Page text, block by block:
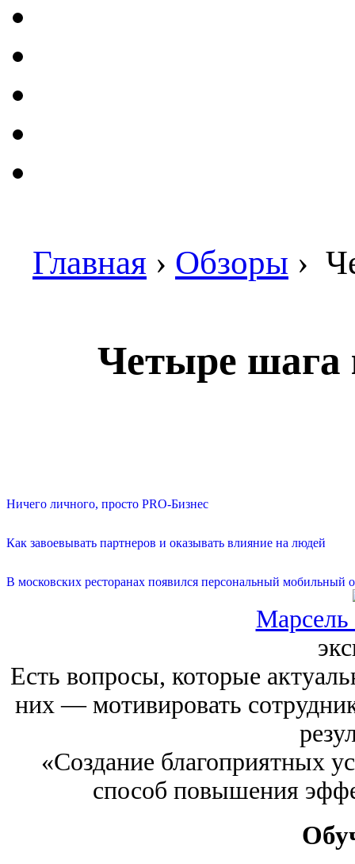
Главная › Обзоры ›
Четыре шага
Ничего личного, просто PRO-Бизнес
Как завоевывать партнеров и оказывать влияние на людей
В московских ресторанах появился персональный мобильный
Есть вопросы, которые
них — мотивировать
«Создание благоприятных
способ повышения